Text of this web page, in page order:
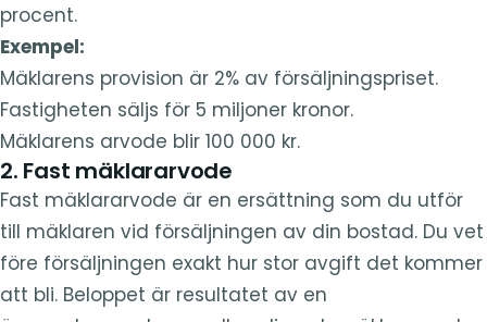
procent.
Exempel:
Mäklarens provision är 2% av försäljningspriset.
Fastigheten säljs för 5 miljoner kronor.
Mäklarens arvode blir 100 000 kr.
2. Fast mäklararvode
Fast mäklararvode är en ersättning som du utför
till mäklaren vid försäljningen av din bostad. Du vet
före försäljningen exakt hur stor avgift det kommer
att bli. Beloppet är resultatet av en